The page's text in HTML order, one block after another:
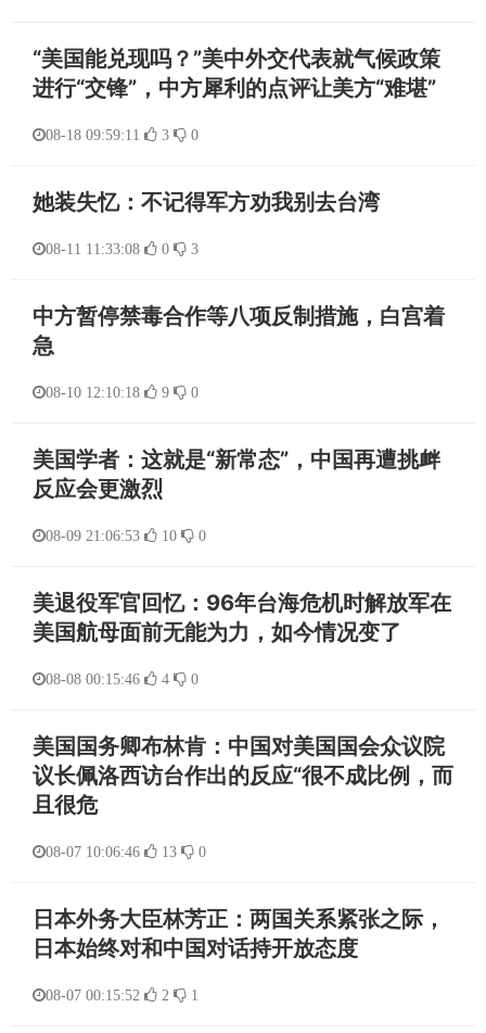
“美国能兑现吗？”美中外交代表就气候政策
进行“交锋”，中方犀利的点评让美方“难堪”
08-18 09:59:11 3 0
她装失忆：不记得军方劝我别去台湾
08-11 11:33:08 0 3
中方暂停禁毒合作等八项反制措施，白宫着
急
08-10 12:10:18 9 0
美国学者：这就是“新常态”，中国再遭挑衅
反应会更激烈
08-09 21:06:53 10 0
美退役军官回忆：96年台海危机时解放军在
美国航母面前无能为力，如今情况变了
08-08 00:15:46 4 0
美国国务卿布林肯：中国对美国国会众议院
议长佩洛西访台作出的反应“很不成比例，而
且很危
08-07 10:06:46 13 0
日本外务大臣林芳正：两国关系紧张之际，
日本始终对和中国对话持开放态度
08-07 00:15:52 2 1